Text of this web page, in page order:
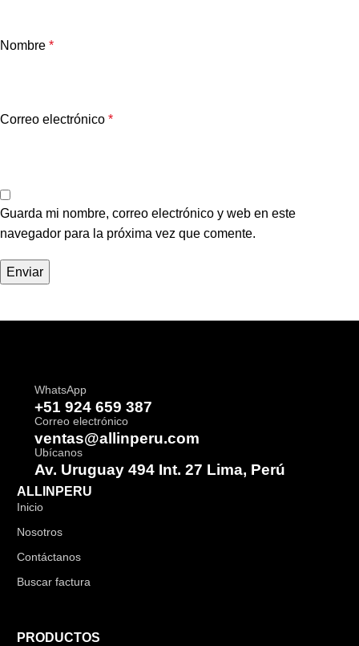
Nombre *
Correo electrónico *
Guarda mi nombre, correo electrónico y web en este
navegador para la próxima vez que comente.
WhatsApp
+51 924 659 387
Correo electrónico
ventas@allinperu.com
Ubícanos
Av. Uruguay 494 Int. 27 Lima, Perú
ALLINPERU
Inicio
Nosotros
Contáctanos
Buscar factura
PRODUCTOS